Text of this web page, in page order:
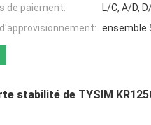
de paiement:
L/C, A/D,
ensemble
stabilité de TYSIM